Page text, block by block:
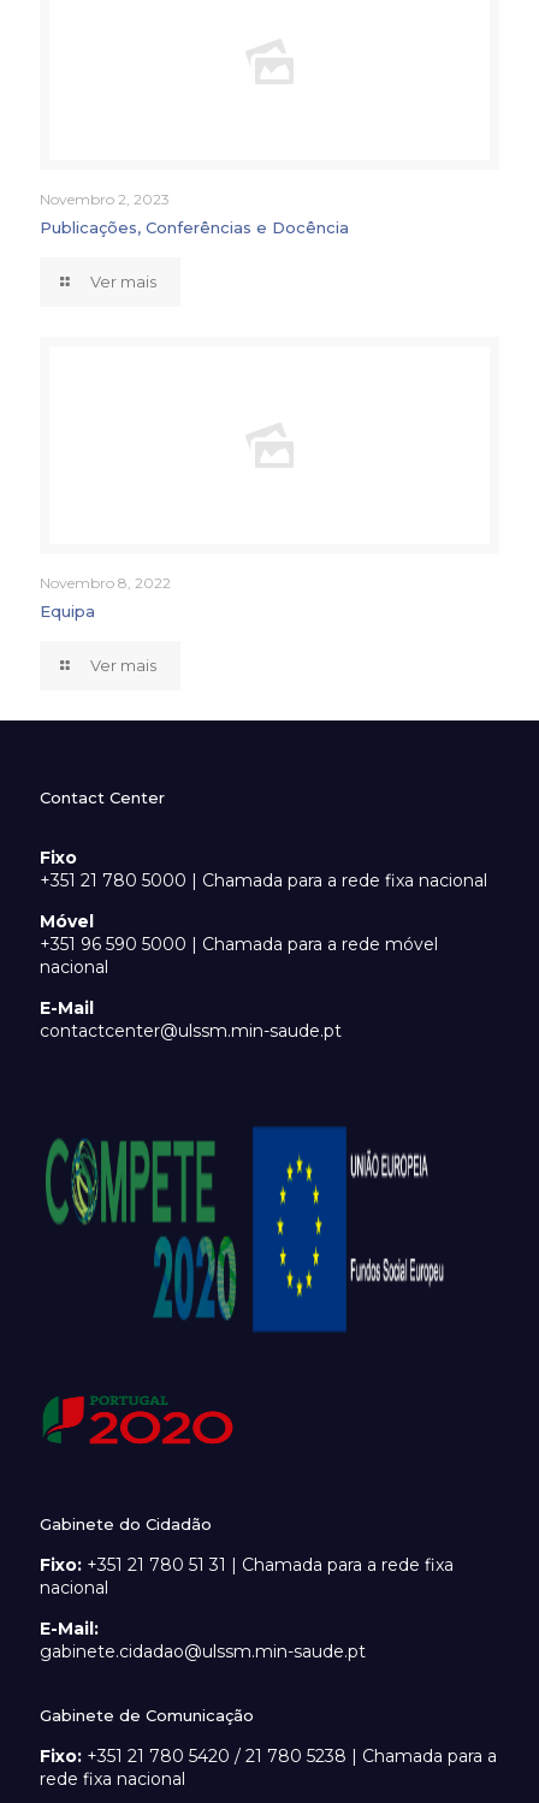
Novembro 2, 2023
Publicações, Conferências e Docência
Ver mais
Novembro 8, 2022
Equipa
Ver mais
Contact Center
Fixo
+351 21 780 5000 | Chamada para a rede fixa nacional
Móvel
+351 96 590 5000 | Chamada para a rede móvel
nacional
E-Mail
contactcenter@ulssm.min-saude.pt
Gabinete do Cidadão
Fixo: +351 21 780 51 31 | Chamada para a rede fixa
nacional
E-Mail:
gabinete.cidadao@ulssm.min-saude.pt
Gabinete de Comunicação
Fixo: +351 21 780 5420 / 21 780 5238 | Chamada para a
rede fixa nacional